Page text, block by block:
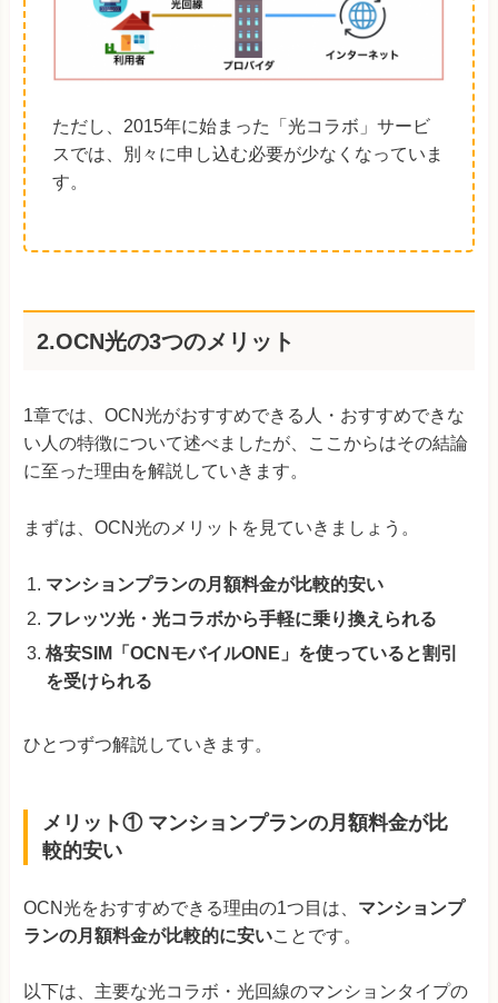
ただし、2015年に始まった「光コラボ」サービ
スでは、別々に申し込む必要が少なくなっていま
す。
2.OCN光の3つのメリット
1章では、OCN光がおすすめできる人・おすすめできな
い人の特徴について述べましたが、ここからはその結論
に至った理由を解説していきます。
まずは、OCN光のメリットを見ていきましょう。
マンションプランの月額料金が比較的安い
フレッツ光・光コラボから手軽に乗り換えられる
格安SIM「OCNモバイルONE」を使っていると割引
を受けられる
ひとつずつ解説していきます。
メリット① マンションプランの月額料金が比
較的安い
OCN光をおすすめできる理由の1つ目は、 マンションプ
ランの月額料金が比較的に安いことです。
以下は、主要な光コラボ・光回線のマンションタイプの